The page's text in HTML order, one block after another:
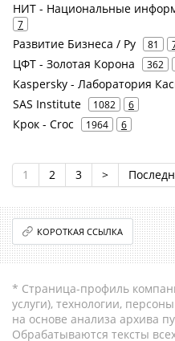
НИТ - Национальные
7
Развитие Бизнеса / Ру 81
ЦФТ - Золотая Корона 362
Kaspersky - Лаборатория
SAS Institute 1082 6
Крок - Croc 1964 6
1 2 3 >
КОРОТКАЯ ССЫЛКА
* Страница-профиль
услуги), технологии,
на основе анализа архива
Обрабатываются тексты